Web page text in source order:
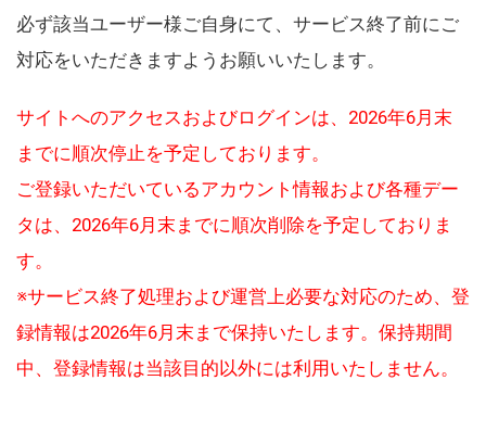
必ず該当ユーザー様ご自身にて、サービス終了前にご
対応をいただきますようお願いいたします。
サイトへのアクセスおよびログインは、2026年6月末
までに順次停止を予定しております。
ご登録いただいているアカウント情報および各種デー
タは、2026年6月末までに順次削除を予定しておりま
す。
※サービス終了処理および運営上必要な対応のため、登
録情報は2026年6月末まで保持いたします。保持期間
中、登録情報は当該目的以外には利用いたしません。